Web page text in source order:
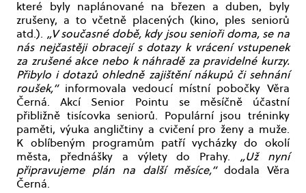
které byly naplánované na březen a duben, byly
zrušeny, a to včetně placených (kino, ples seniorů
atd.). „V současné době, kdy jsou senioři doma, se na
nás nejčastěji obracejí s dotazy k vrácení vstupenek
za zrušené akce nebo k náhradě za pravidelné kurzy.
Přibylo i dotazů ohledně zajištění nákupů či sehnání
roušek,“ informovala vedoucí místní pobočky Věra
Černá. Akcí Senior Pointu se měsíčně účastní
přibližně tisícovka seniorů. Populární jsou tréninky
paměti, výuka angličtiny a cvičení pro ženy a muže.
K oblíbeným programům patří vycházky do okolí
města, přednášky a výlety do Prahy. „Už nyní
připravujeme plán na další měsíce,“dodala Věra
Černá.